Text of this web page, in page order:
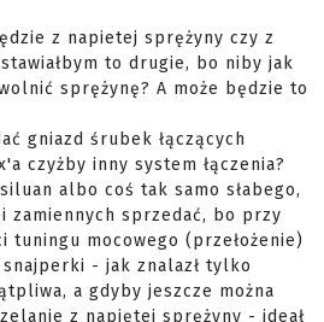
z napietej sprężyny czy z
to drugie, bo niby jak
sprężynę? A może będzie to
gniazd śrubek łączących
czyżby inny system łączenia?
albo coś tak samo słabego,
zamiennych sprzedać, bo przy
tuningu mocowego (przełożenie)
- jak znalazł tylko
a gdyby jeszcze można
z napiętej sprężyny - ideał